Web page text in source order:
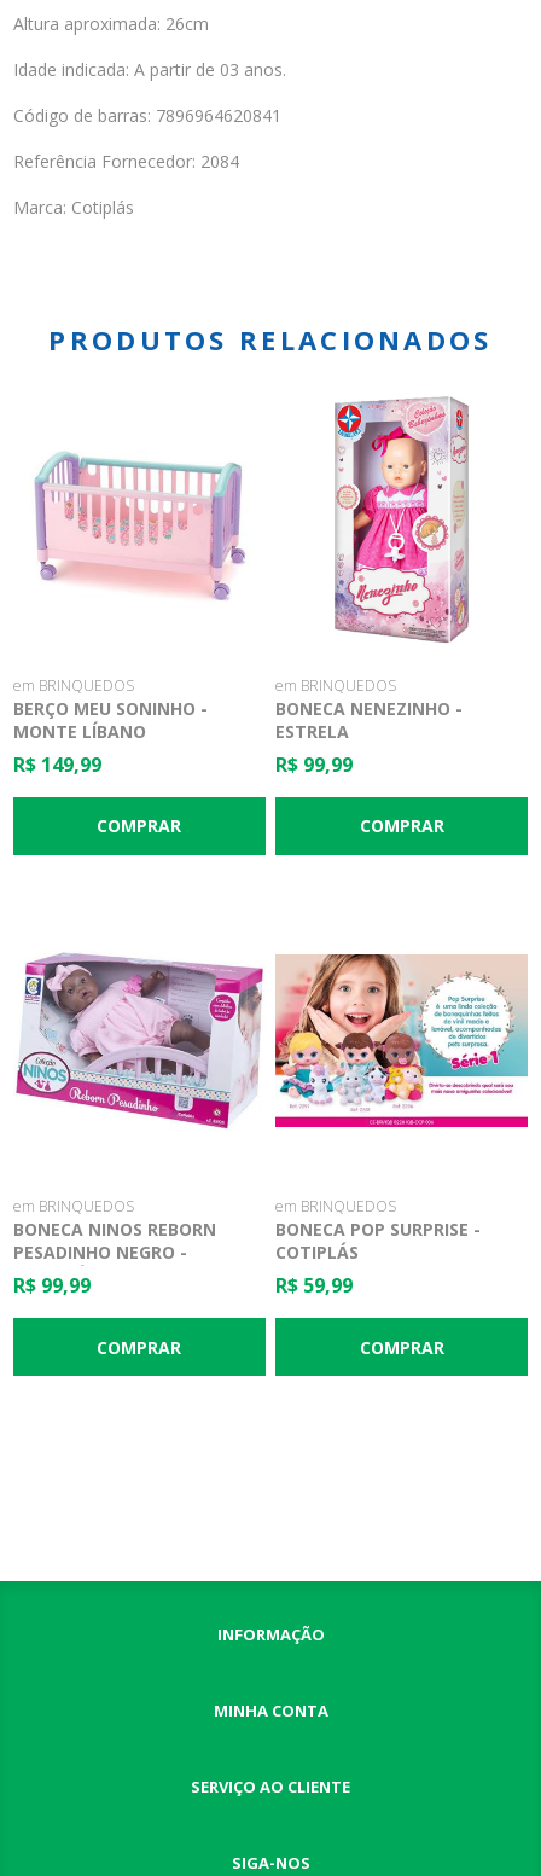
Altura aproximada: 26cm
Idade indicada: A partir de 03 anos.
Código de barras: 7896964620841
Referência Fornecedor: 2084
Marca: Cotiplás
PRODUTOS RELACIONADOS
em BRINQUEDOS
BERÇO MEU SONINHO -
MONTE LÍBANO
R$ 149,99
em BRINQUEDOS
BONECA NENEZINHO -
ESTRELA
R$ 99,99
em BRINQUEDOS
BONECA NINOS REBORN
PESADINHO NEGRO -
COTIPLÁS
R$ 99,99
em BRINQUEDOS
BONECA POP SURPRISE -
COTIPLÁS
R$ 59,99
INFORMAÇÃO
MINHA CONTA
SERVIÇO AO CLIENTE
SIGA-NOS